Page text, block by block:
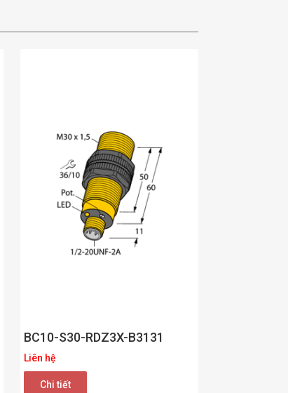
BC10-S30-RDZ3X-B3131
Liên hệ
Chi tiết